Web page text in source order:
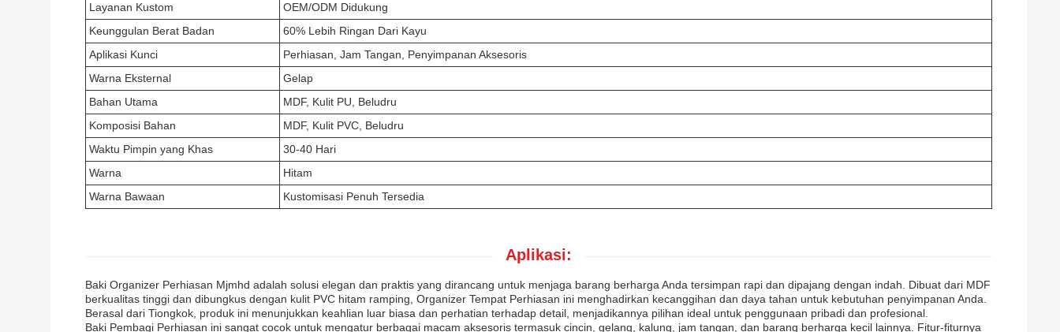
Layanan Kustom
OEM/ODM Didukung
Keunggulan Berat Badan
60% Lebih Ringan Dari Kayu
Aplikasi Kunci
Perhiasan, Jam Tangan, Penyimpanan Aksesoris
Warna Eksternal
Gelap
Bahan Utama
MDF, Kulit PU, Beludru
Komposisi Bahan
MDF, Kulit PVC, Beludru
Waktu Pimpin yang Khas
30-40 Hari
Warna
Hitam
Warna Bawaan
Kustomisasi Penuh Tersedia
Aplikasi:
Baki Organizer Perhiasan Mjmhd adalah solusi elegan dan praktis yang dirancang untuk menjaga barang berharga Anda tersimpan rapi dan dipajang dengan indah. Dibuat dari MDF
berkualitas tinggi dan dibungkus dengan kulit PVC hitam ramping, Organizer Tempat Perhiasan ini menghadirkan kecanggihan dan daya tahan untuk kebutuhan penyimpanan Anda.
Berasal dari Tiongkok, produk ini menunjukkan keahlian luar biasa dan perhatian terhadap detail, menjadikannya pilihan ideal untuk penggunaan pribadi dan profesional.
Baki Pembagi Perhiasan ini sangat cocok untuk mengatur berbagai macam aksesoris termasuk cincin, gelang, kalung, jam tangan, dan barang berharga kecil lainnya. Fitur-fiturnya